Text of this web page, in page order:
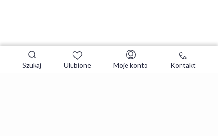
Szukaj Ulubione Moje konto Kontakt